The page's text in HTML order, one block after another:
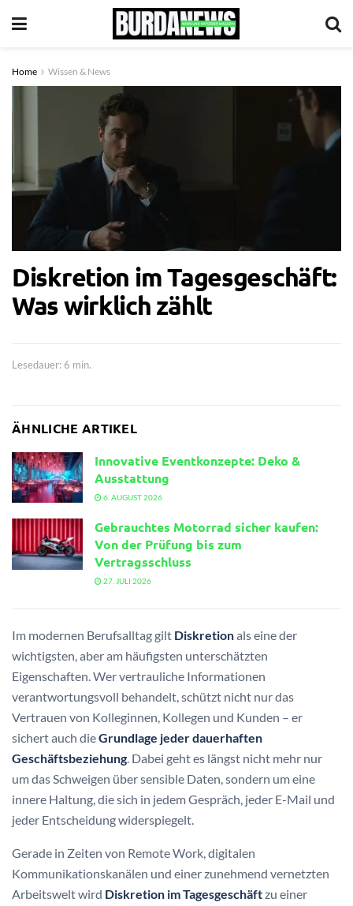
Home Wissen & News
Diskretion im Tagesgeschäft:
Was wirklich zählt
Lesedauer: 6 min.
ÄHNLICHE ARTIKEL
Innovative Eventkonzepte: Deko &
Ausstattung
6. AUGUST 2026
Gebrauchtes Motorrad sicher kaufen:
Von der Prüfung bis zum
Vertragsschluss
27. JULI 2026
Im modernen Berufsalltag gilt Diskretionals eine der
wichtigsten, aber am häufigsten unterschätzten
Eigenschaften. Wer vertrauliche Informationen
verantwortungsvoll behandelt, schützt nicht nur das
Vertrauen von Kolleginnen, Kollegen und Kunden – er
sichert auch dieGrundlage jeder dauerhaften
Geschäftsbeziehung. Dabei geht es längst nicht mehr nur
um das Schweigen über sensible Daten, sondern um eine
innere Haltung, die sich in jedem Gespräch, jeder E-Mail und
jeder Entscheidung widerspiegelt.
Gerade in Zeiten von Remote Work, digitalen
Kommunikationskanälen und einer zunehmend vernetzten
Arbeitswelt wird Diskretion im Tagesgeschäftzu einer